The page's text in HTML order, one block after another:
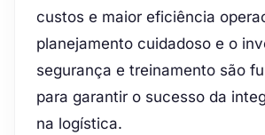
custos e maior eficiência
planejamento cuidadoso e o
segurança e treinamento são
para garantir o sucesso da
na logística.